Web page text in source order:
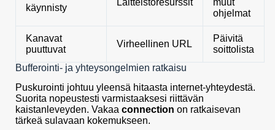
käynnisty
ohjelmat
Kanavat
puuttuvat
Virheellinen URL
Päivitä
soittolista
Bufferointi- ja yhteysongelmien ratkaisu
Puskurointi johtuu yleensä hitaasta internet-yhteydestä.
Suorita nopeustesti varmistaaksesi riittävän
kaistanleveyden. Vakaa connection on ratkaisevan
tärkeä sulavaan kokemukseen.